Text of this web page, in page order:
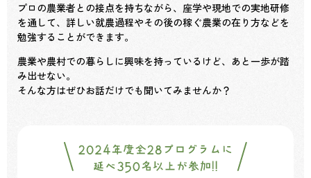
プロの農業者との接点を持ちながら、座学や現地での実地研修
を通して、詳しい就農過程やその後の稼ぐ農業の在り方などを
勉強することができます。
農業や農村での暮らしに興味を持っているけど、あと一歩が踏
み出せない。
そんな方はぜひお話だけでも聞いてみませんか？